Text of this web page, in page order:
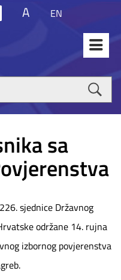
A EN
sa
sjednice Državnog
održane 14. rujna
izbornog povjerenstva